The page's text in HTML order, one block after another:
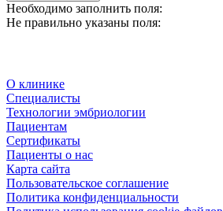
Необходимо заполнить поля:
Не правильно указаны поля:
О клинике
Специалисты
Технологии эмбриологии
Пациентам
Сертификаты
Пациенты о нас
Карта сайта
Пользовательское соглашение
Политика конфиденциальности